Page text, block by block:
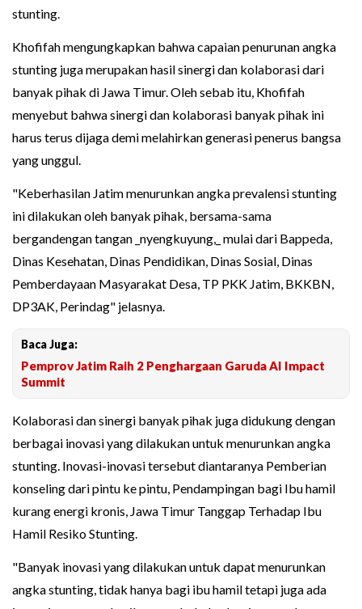
stunting.
Khofifah mengungkapkan bahwa capaian penurunan angka
stunting juga merupakan hasil sinergi dan kolaborasi dari
banyak pihak di Jawa Timur. Oleh sebab itu, Khofifah
menyebut bahwa sinergi dan kolaborasi banyak pihak ini
harus terus dijaga demi melahirkan generasi penerus bangsa
yang unggul.
"Keberhasilan Jatim menurunkan angka prevalensi stunting
ini dilakukan oleh banyak pihak, bersama-sama
bergandengan tangan _nyengkuyung,_ mulai dari Bappeda,
Dinas Kesehatan, Dinas Pendidikan, Dinas Sosial, Dinas
Pemberdayaan Masyarakat Desa, TP PKK Jatim, BKKBN,
DP3AK, Perindag" jelasnya.
Baca Juga:
Pemprov Jatim Raih 2 Penghargaan Garuda AI Impact
Summit
Kolaborasi dan sinergi banyak pihak juga didukung dengan
berbagai inovasi yang dilakukan untuk menurunkan angka
stunting. Inovasi-inovasi tersebut diantaranya Pemberian
konseling dari pintu ke pintu, Pendampingan bagi Ibu hamil
kurang energi kronis, Jawa Timur Tanggap Terhadap Ibu
Hamil Resiko Stunting.
"Banyak inovasi yang dilakukan untuk dapat menurunkan
angka stunting, tidak hanya bagi ibu hamil tetapi juga ada